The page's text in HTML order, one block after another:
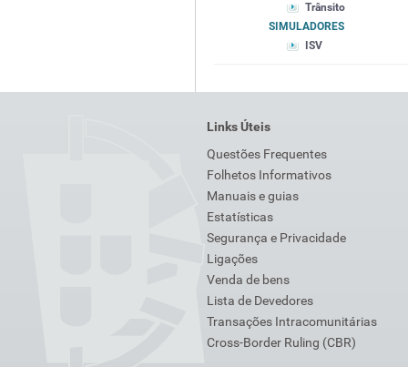
Trânsito
SIMULADORES
ISV
Links Úteis
Questões Frequentes
Folhetos Informativos
Manuais e guias
Estatísticas
Segurança e Privacidade
Ligações
Venda de bens
Lista de Devedores
Transações Intracomunitárias
Cross-Border Ruling (CBR)